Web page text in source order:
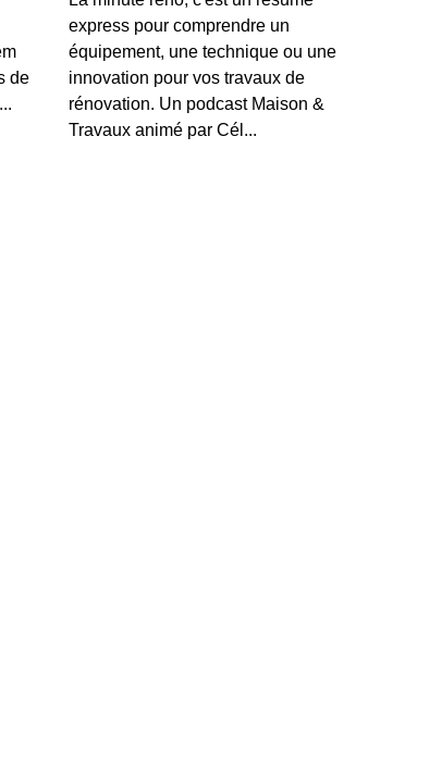
ANS
auto du 13 juillet 2020
de
express pour comprendre un
équipement, une technique ou une
innovation pour vos travaux de
rénovation. Un podcast Maison &
Travaux animé par Cél...